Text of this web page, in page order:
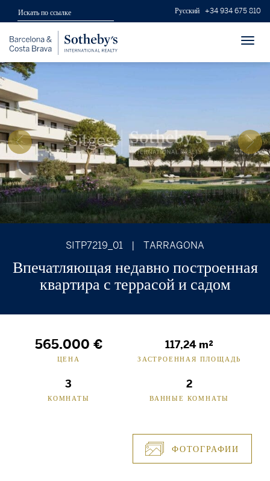
Русский +34 934 675 810
SITP7219_01 TARRAGONA
Впечатляющая недавно построенная
квартира с террасой и садом
565.000 €
ЦЕНА
117,24 m²
ЗАСТРОЕННАЯ ПЛОЩАДЬ
3
КОМНАТЫ
2
ВАННЫЕ КОМНАТЫ
ФОТОГРАФИИ